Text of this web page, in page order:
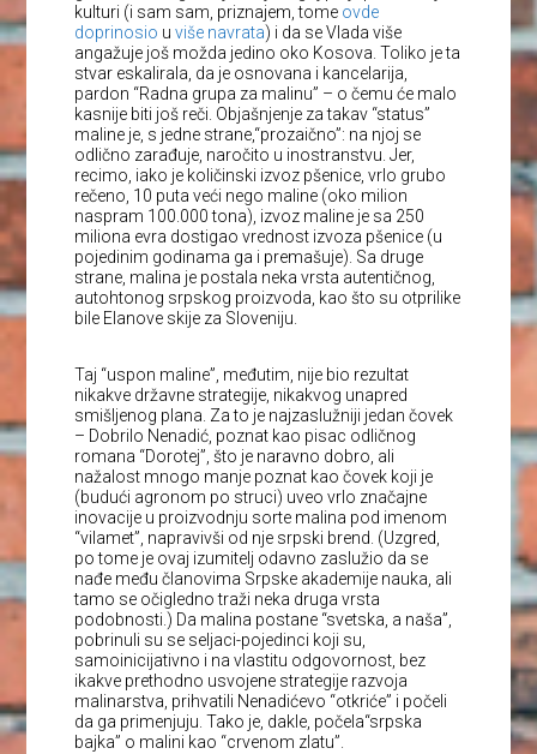
kulturi (i sam sam, priznajem, tome ovde
doprinosio uviše navrata) i da se Vlada više
angažuje još možda jedino oko Kosova. Toliko je ta
stvar eskalirala, da je osnovana i kancelarija,
pardon “Radna grupa za malinu” – o čemu će malo
kasnije biti još reči. Objašnjenje za takav “status”
maline je, s jedne strane,“prozaično”: na njoj se
odlično zarađuje, naročito u inostranstvu. Jer,
recimo, iako je količinski izvoz pšenice, vrlo grubo
rečeno, 10 puta veći nego maline (oko milion
naspram 100.000 tona), izvoz maline je sa 250
miliona evra dostigao vrednost izvoza pšenice (u
pojedinim godinama ga i premašuje). Sa druge
strane, malina je postala neka vrsta autentičnog,
autohtonog srpskog proizvoda, kao što su otprilike
bile Elanove skije za Sloveniju.
Taj “uspon maline”, međutim, nije bio rezultat
nikakve državne strategije, nikakvog unapred
smišljenog plana. Za to je najzaslužniji jedan čovek
– Dobrilo Nenadić, poznat kao pisac odličnog
romana “Dorotej”, što je naravno dobro, ali
nažalost mnogo manje poznat kao čovek koji je
(budući agronom po struci) uveo vrlo značajne
inovacije u proizvodnju sorte malina pod imenom
“vilamet”, napravivši od nje srpski brend. (Uzgred,
po tome je ovaj izumitelj odavno zaslužio da se
nađe među članovima Srpske akademije nauka, ali
tamo se očigledno traži neka druga vrsta
podobnosti.) Da malina postane “svetska, a naša”,
pobrinuli su se seljaci-pojedinci koji su,
samoinicijativno i na vlastitu odgovornost, bez
ikakve prethodno usvojene strategije razvoja
malinarstva, prihvatili Nenadićevo “otkriće” i počeli
da ga primenjuju. Tako je, dakle, počela“srpska
bajka” o malini kao “crvenom zlatu”.